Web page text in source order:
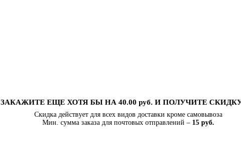
ЗАКАЖИТЕ ЕЩЕ ХОТЯ БЫ НА 40.00 руб. И ПОЛУЧИТЕ
Скидка действует для всех видов доставки кроме самовывоза
Мин. сумма заказа для почтовых отправлений – 15 руб.